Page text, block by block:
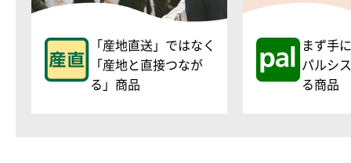
「産地直送」ではなく
「産地と直接つなが
る」商品
まず手
パルシ
る商品